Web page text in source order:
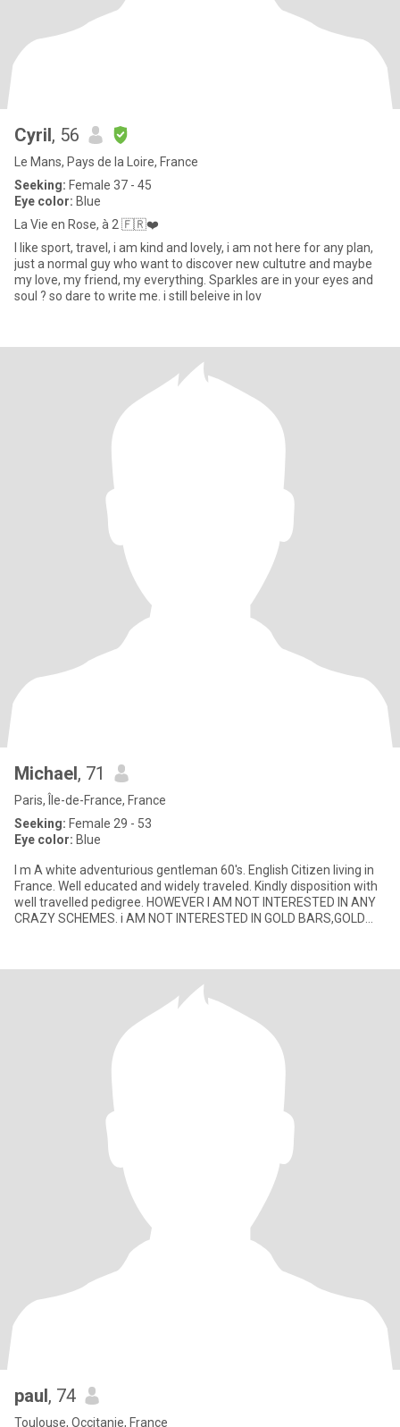
Cyril, 56
Le Mans, Pays de la Loire, France
Seeking: Female 37 - 45
Eye color: Blue
La Vie en Rose, à 2 🇫🇷❤️
I like sport, travel, i am kind and lovely, i am not here for any plan,
just a normal guy who want to discover new cultutre and maybe
my love, my friend, my everything. Sparkles are in your eyes and
soul ? so dare to write me. i still beleive in lov
Michael, 71
Paris, Île-de-France, France
Seeking: Female 29 - 53
Eye color: Blue
I m A white adventurious gentleman 60's. English Citizen living in
France. Well educated and widely traveled. Kindly disposition with
well travelled pedigree. HOWEVER I AM NOT INTERESTED IN ANY
CRAZY SCHEMES. i AM NOT INTERESTED IN GOLD BARS,GOLD
paul, 74
Toulouse, Occitanie, France